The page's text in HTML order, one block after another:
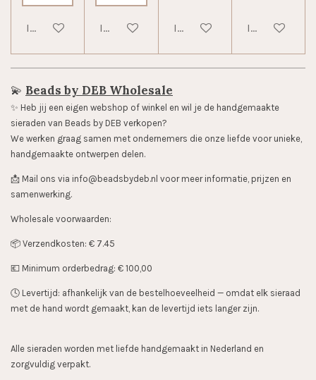
In winkelwagenIn winkelwagenIn winkelwagenIn
💫 Beads by DEB Wholesale
✨️ Heb jij een eigen webshop of winkel en wil je de handgemaakte
sieraden van Beads by DEB verkopen?
We werken graag samen met ondernemers die onze liefde voor unieke,
handgemaakte ontwerpen delen.
📩 Mail ons via info@beadsbydeb.nl voor meer informatie, prijzen en
samenwerking.
Wholesale voorwaarden:
📦 Verzendkosten: € 7.45
💶 Minimum orderbedrag: € 100,00
🕓 Levertijd: afhankelijk van de bestelhoeveelheid — omdat elk sieraad
met de hand wordt gemaakt, kan de levertijd iets langer zijn.
Alle sieraden worden met liefde handgemaakt in Nederland en
zorgvuldig verpakt.